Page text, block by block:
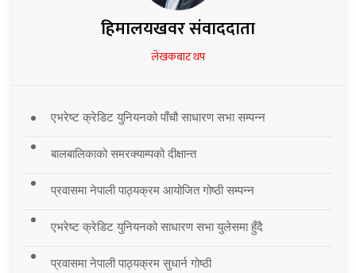
हिमालयखवर संवाददाता
लेखकबाट थप
एभरेष्ट क्रेडिट युनियनको पाँचौ साधारण सभा सम्पन्न
बालबालिकाको समरक्याम्पको दीक्षान्त
प्रवासमा नेपाली पाठ्यक्रम आयोजित गोष्ठी सम्पन्न
एभरेष्ट क्रेडिट युनियनको साधारण सभा युलेसमा हुँदै
प्रवासमा नेपाली पाठ्यक्रम सुधार्न गोष्ठी